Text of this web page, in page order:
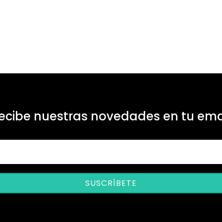
nuestras novedades en tu
SUSCRÍBETE